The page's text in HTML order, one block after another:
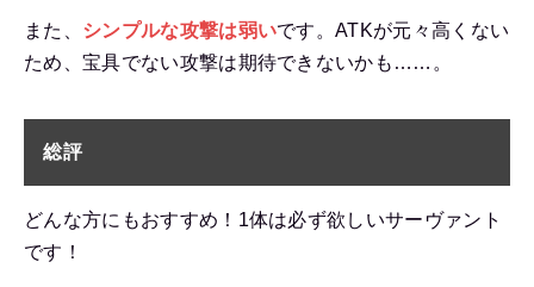
また、 シンプルな攻撃は弱いです。ATKが元々高くない
ため、宝具でない攻撃は期待できないかも……。
総評
どんな方にもおすすめ！1体は必ず欲しいサーヴァント
です！